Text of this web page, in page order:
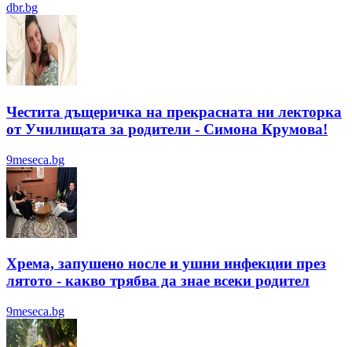
dbr.bg
Честита дъщеричка на прекрасната ни лекторка
от Училищата за родители - Симона Крумова!
9meseca.bg
Хрема, запушено носле и ушни инфекции през
лятотo - какво трябва да знае всеки родител
9meseca.bg